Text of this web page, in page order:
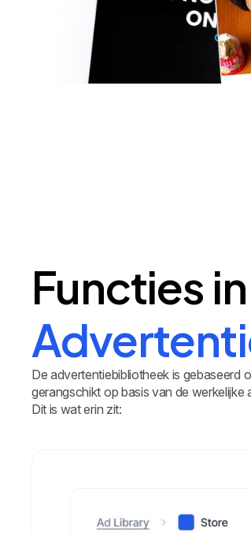
Functies in
De advertentiebibliotheek is gebaseerd
gerangschikt op basis van de
Dit is wat erin zit: